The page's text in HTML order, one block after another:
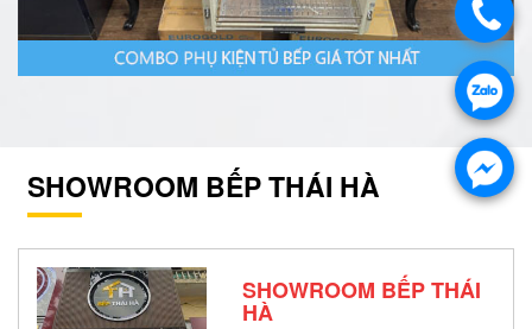
SHOWROOM BẾP THÁI HÀ
SHOWROOM BẾP THÁI
HÀ